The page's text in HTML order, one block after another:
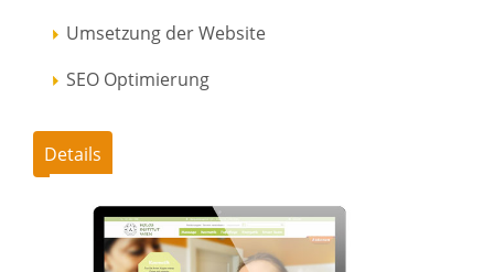
Umsetzung der Website
SEO Optimierung
Details